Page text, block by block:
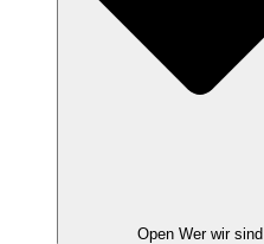
Open Wer wir sind